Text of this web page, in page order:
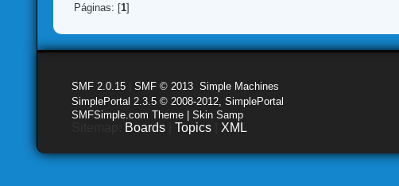
Páginas: [1]
SMF 2.0.15 |SMF © 2013 ,Simple Machines
SimplePortal 2.3.5 © 2008-2012, SimplePortal
SMFSimple.com Theme | Skin Samp
Boards |Topics XML